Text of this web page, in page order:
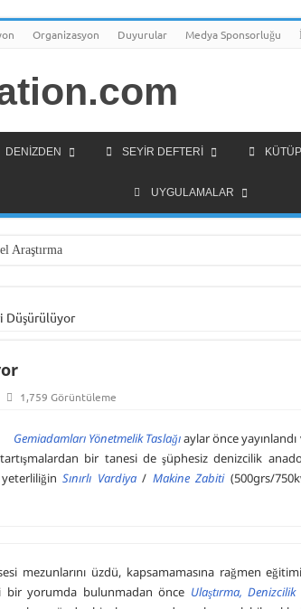
Organizasyon Duyurular Medya Sponsorluğu
DENIZDEN SEYIR DEFTERI
UYGULAMALAR
Araştırma
Gemi İnsanlarına Mesaj Var!
Lisans Programı Geliştirme Çalışmaları
Ülkeleri için “Ortak Yüksek Lisans Programı” Projesi
Sergisi
Düşürülüyor
1,759 Görüntüleme
Gemiadamları Yönetmelik Taslağıaylar önce yayınlandı
bir tanesi de şüphesiz denizcilik
yeterliliğinSınırlı Vardiya/ Makine Zabiti(500grs/
mezunlarını üzdü, kapsamamasına rağmen
bir yorumda bulunmadan önce Ulaştırma, Denizcilik